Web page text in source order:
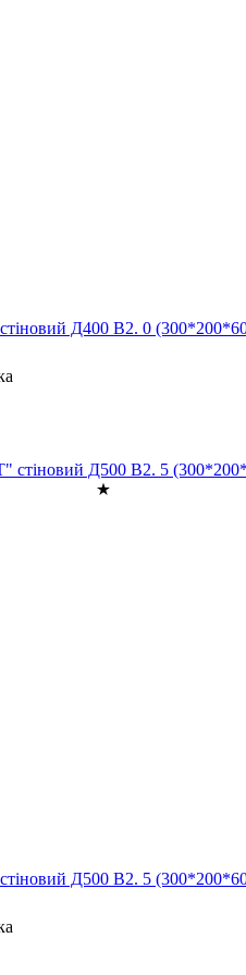
Д400 В2. 0
Д500 В2. 5